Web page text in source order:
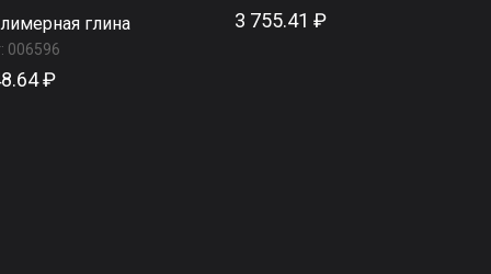
глина
006596
₽
3 755.41 ₽